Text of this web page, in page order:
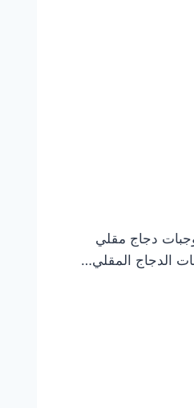
دجاج مقلي
الدجاج المقلي…